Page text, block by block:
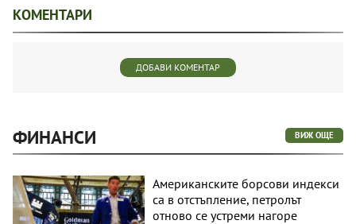
КОМЕНТАРИ
ДОБАВИ КОМЕНТАР
ФИНАНСИ ВИЖ ОЩЕ
Американските борсови индекси
са в отстъпление, петролът
отново се устреми нагоре